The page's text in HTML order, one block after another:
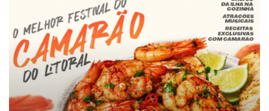
g
a
ç
o